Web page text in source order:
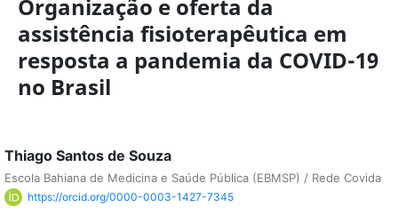
Organização e oferta da
assistência fisioterapêutica em
resposta a pandemia da COVID-19
no Brasil
Thiago Santos de Souza
Escola Bahiana de Medicina e Saúde Pública (EBMSP) / Rede Covida
https://orcid.org/0000-0003-1427-7345